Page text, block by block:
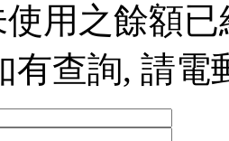
用之餘額
查詢, 請電